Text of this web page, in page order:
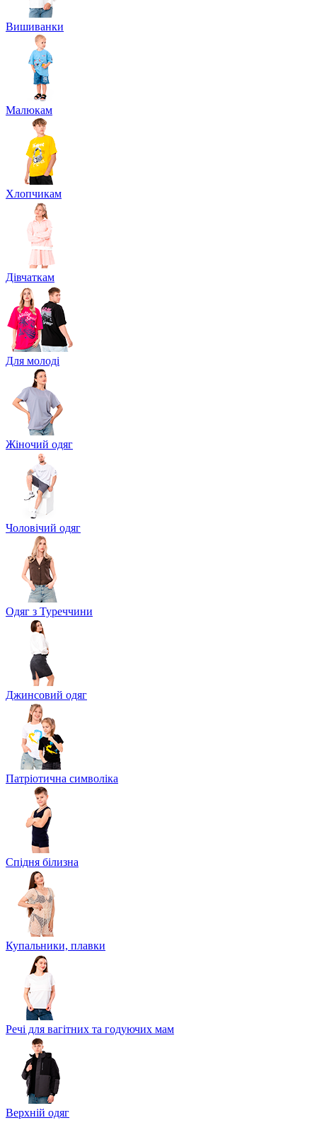
Вишиванки
Малюкам
Хлопчикам
Дівчаткам
Для молоді
Жіночий одяг
Чоловічий одяг
Одяг з Туреччини
Джинсовий одяг
Патріотична символіка
Спідня білизна
Купальники, плавки
Речі для вагітних та годуючих мам
Верхній одяг